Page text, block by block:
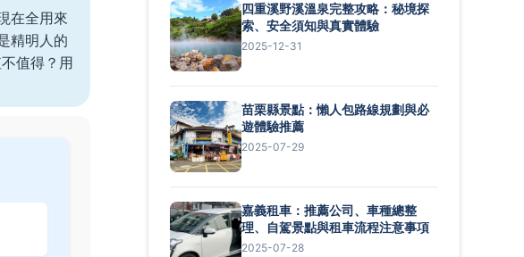
在全用來
精明人的
值得？用
四重溪野溪溫泉完整攻略：秘境探
索、安全須知與真實體驗
2025-12-31
苗栗縣景點：懶人包路線規劃與必
遊體驗推薦
2025-07-29
嘉義租車：推薦公司、車種總整
理、自駕景點與租車流程注意事項
2025-07-28